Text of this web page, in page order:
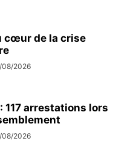
cœur de la crise
2026
117 arrestations lors
2026